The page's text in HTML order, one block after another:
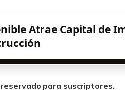
Atrae Capital de
para suscriptores.